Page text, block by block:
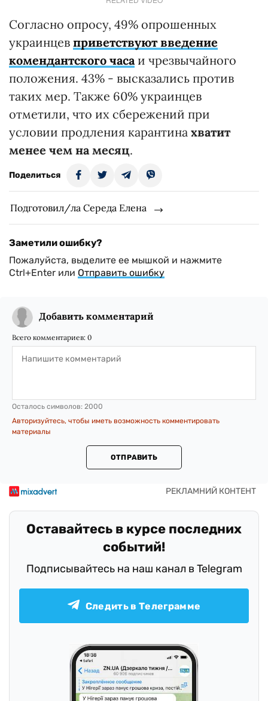
Согласно опросу, 49% опрошенных
украинцев приветствуют введение
комендантского часаи чрезвычайного
положения. 43% - высказались против
таких мер. Также 60% украинцев
отметили, что их сбережений при
условии продления карантина хватит
менее чем на месяц.
Поделиться
Подготовил/ла Середа Елена
Заметили ошибку?
Пожалуйста, выделите ее мышкой и нажмите
Ctrl+Enter или Отправить ошибку
Добавить комментарий
Всего комментариев: 0
Осталось символов: 2000
Авторизуйтесь, чтобы иметь возможность комментировать
материалы
ОТПРАВИТЬ
Оставайтесь в курсе последних
событий!
Подписывайтесь на наш канал в Telegram
Следить в Телеграмме